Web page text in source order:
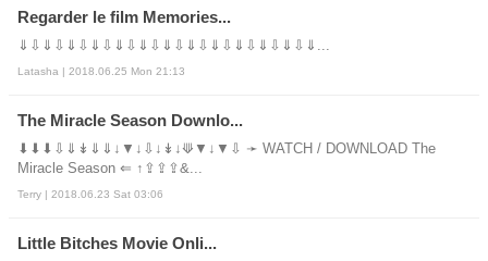
Regarder le film Memories...
⇓⇩⇓⇩⇓⇩⇓⇩⇓⇩⇓⇩⇓⇩⇓⇩⇓⇩⇓⇩⇓⇩⇓⇩⇓...
Latasha | 2018.06.25 Mon 21:13
The Miracle Season Downlo...
⬇⬇⬇⇩⇓↡⇓⇓↓▼↓⇩↓↡↓⟱▼↓▼⇩ ➛ WATCH / DOWNLOAD The
Miracle Season ⇐ ↑⇪⇪⇪&...
Terry | 2018.06.23 Sat 03:06
Little Bitches Movie Onli...